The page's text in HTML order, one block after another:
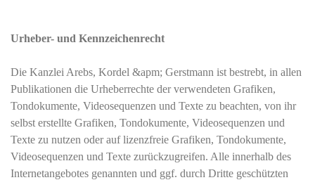
Urheber- und Kennzeichenrecht
Die Kanzlei Arebs, Kordel &apm; Gerstmann ist bestrebt, in allen
Publikationen die Urheberrechte der verwendeten Grafiken,
Tondokumente, Videosequenzen und Texte zu beachten, von ihr
selbst erstellte Grafiken, Tondokumente, Videosequenzen und
Texte zu nutzen oder auf lizenzfreie Grafiken, Tondokumente,
Videosequenzen und Texte zurückzugreifen. Alle innerhalb des
Internetangebotes genannten und ggf. durch Dritte geschützten